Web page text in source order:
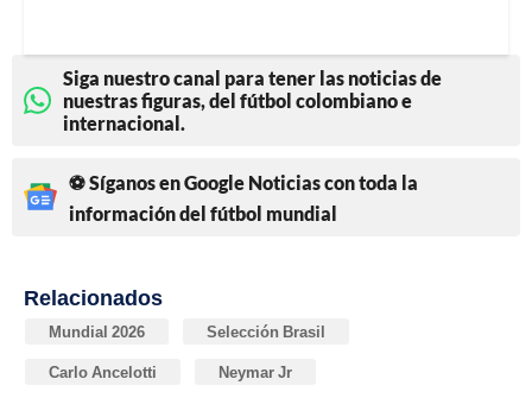
Siga nuestro canal para tener las noticias de
nuestras figuras, del fútbol colombiano e
internacional.
⚽ Síganos en Google Noticias con toda la
información del fútbol mundial
Relacionados
Mundial 2026 Selección Brasil
Carlo Ancelotti Neymar Jr